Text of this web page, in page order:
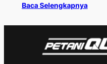
Baca Selengkapnya